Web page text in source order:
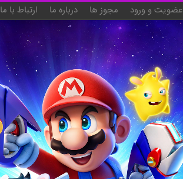
عضویت و ورود مجوز ها درباره ما ارتباط با ما